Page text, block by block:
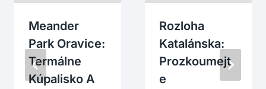
Meander
Park Oravice:
Termálne
Kúpalisko A
Rozloha
Katalánska:
Prozkoumejt
E